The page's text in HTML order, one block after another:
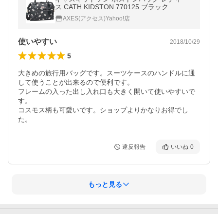
ス CATH KIDSTON 770125 ブラック
AXES(アクセス)Yahoo!店
使いやすい 2018/10/29
5
大きめの旅行用バッグです。スーツケースのハンドルに通
して使うことが出来るので便利です。
フレームの入った出し入れ口も大きく開いて使いやすいで
す。
コスモス柄も可愛いです。ショップよりかなりお得でし
た。
違反報告 いいね 0
もっと見る